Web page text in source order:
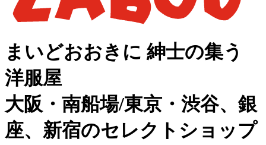
まいどおおきに 紳士の集う
洋服屋
大阪・南船場/東京・渋谷、銀
座、新宿のセレクトショップ